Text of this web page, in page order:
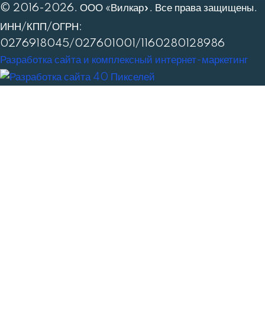
© 2016-2026. ООО «Вилкар». Все права защищены.
ИНН/КПП/ОГРН:
0276918045/027601001/1160280128986
Разработка сайта и комплексный интернет-маркетинг